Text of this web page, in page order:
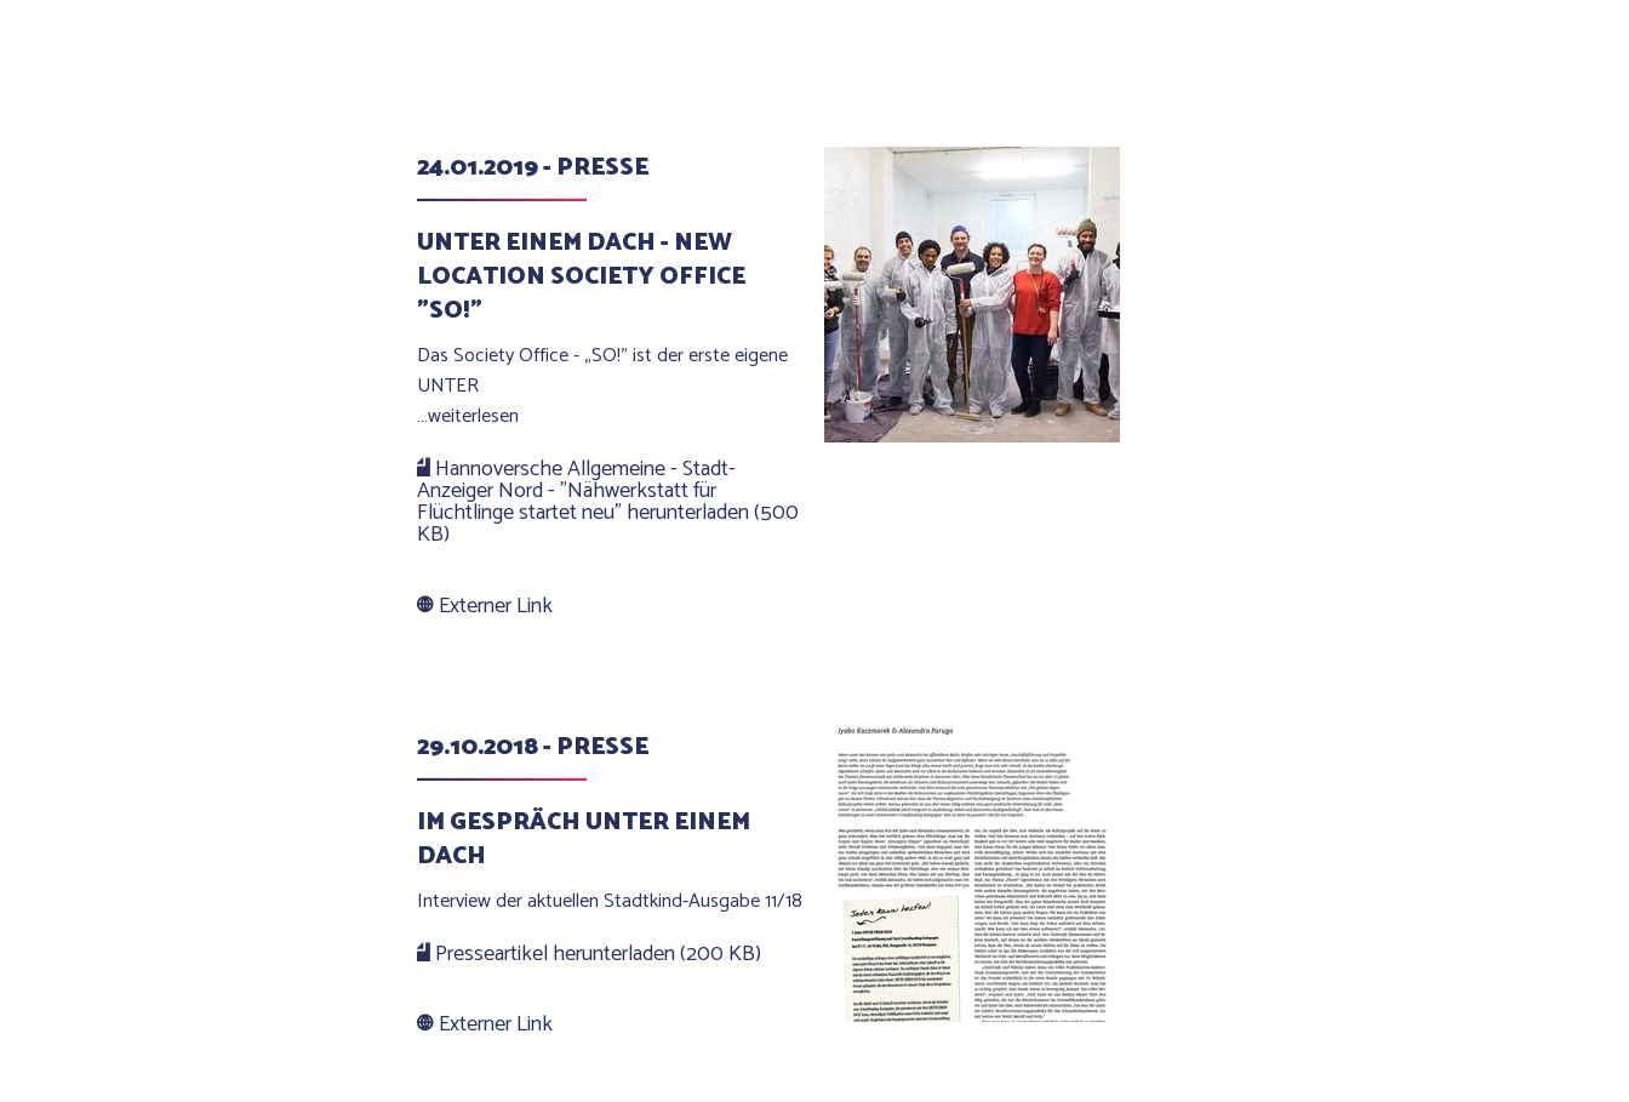
24.01.2019 - PRESSE
UNTER EINEM DACH - NEW
LOCATION SOCIETY OFFICE
"SO!"
Das Society Office - „SO!" ist der erste eigene
UNTER
…weiterlesen
Hannoversche Allgemeine - Stadt-
Anzeiger Nord - "Nähwerkstatt für
Flüchtlinge startet neu" herunterladen (500
KB)
Externer Link
29.10.2018 - PRESSE
IM GESPRÄCH UNTER EINEM
DACH
Interview der aktuellen Stadtkind-Ausgabe 11/18
Presseartikel herunterladen (200 KB)
Externer Link